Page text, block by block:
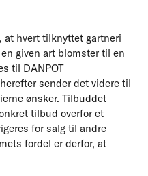
at hvert tilknyttet gartneri
given art blomster til en
til DANPOT
sender det videre til
ønsker. Tilbuddet
tilbud overfor et
for salg til andre
fordel er derfor, at